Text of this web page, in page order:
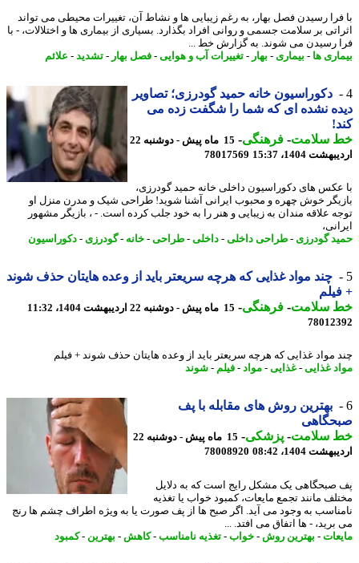
رسیدن فصل بهار، به رغم زیبایی ها و نشاط آن، تغییرات محیطی می تواند
بر سلامت جسمی و روانی افراد بگذارد. بسیاری از بیماری ها و اختلالات، - با
رسیدن می شوند. به گزارش خط ...
ها - بیماری- بهار-تغییرات آب و هوایی- فصل بهار -تشدید-علائم
دکوراسیون خانه حمید گودرزی؛ تصاویر
نشده ای که شما را شگفت زده می
سلامت-فرهنگی-
15 ماه پیش - دوشنبه 22
1404، 15:37
78017569
های دکوراسیون داخلی خانه حمید گودرزی،
خوش چهره و محبوب ایرانی آشنا شوید! طراحی شیک و مدرن منزل او
علاقه مندان به زیبایی و هنر را به خود جلب کرده است. - ، بازیگر مشهور
گودرزی- طراحی داخلی -داخلی -طراحی -خانه -گودرزی- دکوراسیون
چند مواد غذایی که هرچه سریعتر باید از وعده هایتان حذف شوند
سلامت-فرهنگی-15 ماه پیش - دوشنبه 22 اردیبهشت 1404، 11:32
مواد غذایی که هرچه سریعتر باید از وعده هایتان حذف شوند + فیلم
غذایی- غذایی- مواد -فیلم -شوند
بهترین روش های مقابله با پف
سلامت-پزشکی-
15 ماه پیش - دوشنبه 22
1404، 08:42
78008920
یک مشکل رایج است که به دلایل
مانند تجمع مایعات، کمبود خواب یا تغذیه
به وجود می آید. اگر صبح ها از پف صورت یا به ویژه اطراف چشم ها رنج
- ها اتفاق می افتد. ...
-بهترین روش -خواب- تغذیه نامناسب-کاهش-بهترین- کمبود